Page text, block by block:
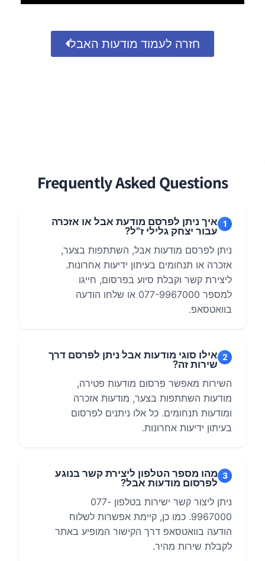
חזרה לעמוד מודעות האבל
Frequently Asked Questions
1 איך ניתן לפרסם מודעת אבל או אזכרה
עבור יצחק גלילי ז"ל?
ניתן לפרסם מודעות אבל, השתתפות בצער,
אזכרה או תנחומים בעיתון ידיעות אחרונות.
ליצירת קשר וקבלת סיוע בפרסום, חייגו
למספר 077-9967000 או שלחו הודעה
בוואטסאפ.
2 אילו סוגי מודעות אבל ניתן לפרסם דרך
שירות זה?
השירות מאפשר פרסום מודעות פטירה,
מודעות השתתפות בצער, מודעות אזכרה
ומודעות תנחומים. כל אלו ניתנים לפרסום
בעיתון ידיעות אחרונות.
3 מהו מספר הטלפון ליצירת קשר בנוגע
לפרסום מודעות אבל?
ניתן ליצור קשר ישירות בטלפון 077-
9967000. כמו כן, קיימת אפשרות לשלוח
הודעה בוואטסאפ דרך הקישור המופיע באתר
לקבלת שירות מהיר.